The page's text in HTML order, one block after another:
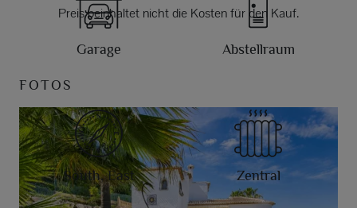
Garage Abstellraum
South, East Zentral
Preis beinhaltet nicht die Kosten für den Kauf.
FOTOS